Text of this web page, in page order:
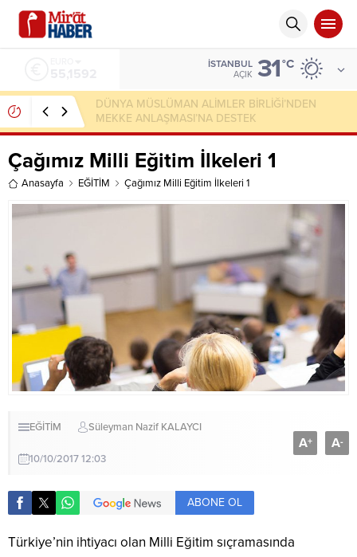
İSTANBUL
AÇIK 31°C
AK Parti’nin Rantçı Şımarıkları
Çağımız Milli Eğitim İlkeleri 1
Anasayfa EĞİTİM Çağımız Milli Eğitim İlkeleri 1
EĞİTİM Süleyman Nazif KALAYCI
10/10/2017 12:03
A+ A-
ABONE OL
Türkiye’nin ihtiyacı olan Milli Eğitim sıçramasında